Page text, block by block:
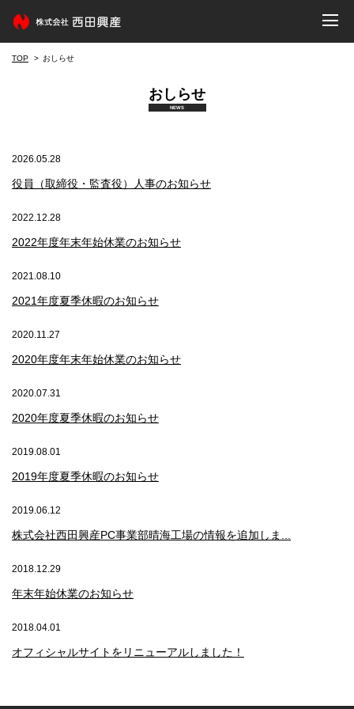
TOP おしらせ
おしらせ
NEWS
2026.05.28
役員（取締役・監査役）人事のお知らせ
2022.12.28
2022年度年末年始休業のお知らせ
2021.08.10
2021年度夏季休暇のお知らせ
2020.11.27
2020年度年末年始休業のお知らせ
2020.07.31
2020年度夏季休暇のお知らせ
2019.08.01
2019年度夏季休暇のお知らせ
2019.06.12
株式会社西田興産PC事業部晴海工場の情報を追加しま...
2018.12.29
年末年始休業のお知らせ
2018.04.01
オフィシャルサイトをリニューアルしました！